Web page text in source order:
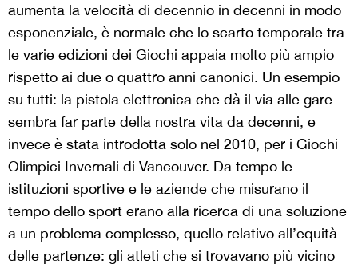
aumenta la velocità di decennio in decenni in modo
esponenziale, è normale che lo scarto temporale tra
le varie edizioni dei Giochi appaia molto più ampio
rispetto ai due o quattro anni canonici. Un esempio
su tutti: la pistola elettronica che dà il via alle gare
sembra far parte della nostra vita da decenni, e
invece è stata introdotta solo nel 2010, per i Giochi
Olimpici Invernali di Vancouver. Da tempo le
istituzioni sportive e le aziende che misurano il
tempo dello sport erano alla ricerca di una soluzione
a un problema complesso, quello relativo all’equità
delle partenze: gli atleti che si trovavano più vicino